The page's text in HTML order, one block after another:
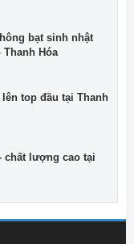
bạt sinh nhật
Thanh Hóa
top đầu tại Thanh
chất lượng cao tại